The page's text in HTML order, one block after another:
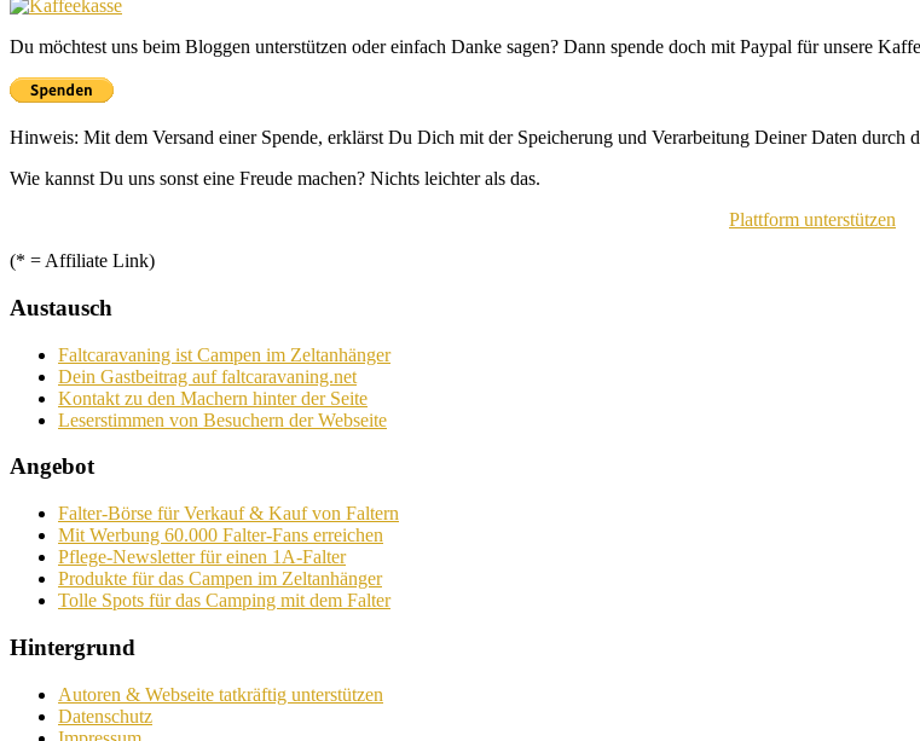
Du möchtest uns beim Bloggen unterstützen oder einfach Danke sagen? Dann spende doch mit Paypal für unsere
Hinweis: Mit dem Versand einer Spende, erklärst Du Dich mit der Speicherung und Verarbeitung Deiner Daten durch
Wie kannst Du uns sonst eine Freude machen? Nichts leichter als das.
Plattform unterstützen
(* = Affiliate Link)
Austausch
Faltcaravaning ist Campen im Zeltanhänger
Dein Gastbeitrag auf faltcaravaning.net
Kontakt zu den Machern hinter der Seite
Leserstimmen von Besuchern der Webseite
Angebot
Falter-Börse für Verkauf & Kauf von Faltern
Mit Werbung 60.000 Falter-Fans erreichen
Pflege-Newsletter für einen 1A-Falter
Produkte für das Campen im Zeltanhänger
Tolle Spots für das Camping mit dem Falter
Hintergrund
Autoren & Webseite tatkräftig unterstützen
Datenschutz